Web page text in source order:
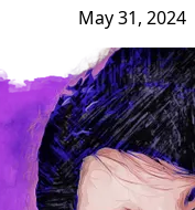
May 31, 2024